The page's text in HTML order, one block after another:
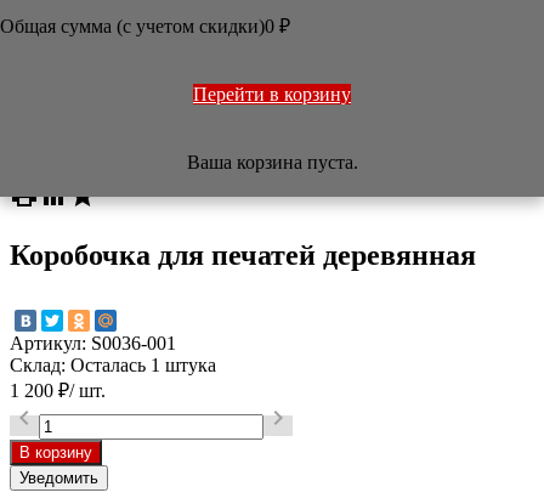
ПЕЧАТИ
ТОВАРЫ ИЗ ЯПОНИИ
Печати /Коробочка для печатей деревянная

Коробочка для печатей деревянная
Артикул: S0036-001
Склад: Осталась 1 штука
1 200 ₽/ шт.
 
Уведомить
Общая сумма (с учетом скидки)0 ₽
Перейти в корзину
Ваша корзина пуста.